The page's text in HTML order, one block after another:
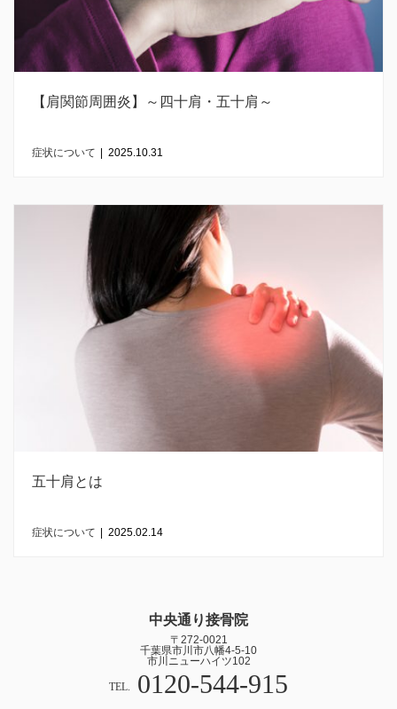
【肩関節周囲炎】～四十肩・五十肩～
症状について 2025.10.31
五十肩とは
症状について 2025.02.14
中央通り接骨院
〒272-0021
千葉県市川市八幡4-5-10
市川ニューハイツ102
TEL. 0120-544-915